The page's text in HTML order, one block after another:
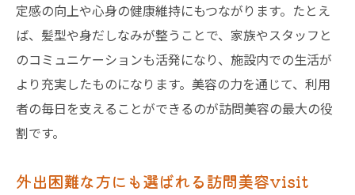
定感の向上や心身の健康維持にもつながります。たとえ
ば、髪型や身だしなみが整うことで、家族やスタッフと
のコミュニケーションも活発になり、施設内での生活が
より充実したものになります。美容の力を通じて、利用
者の毎日を支えることができるのが訪問美容の最大の役
割です。
外出困難な方にも選ばれる訪問美容visit